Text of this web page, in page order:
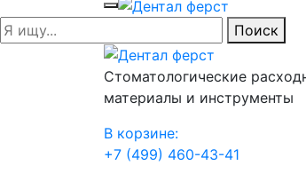
Поиск
Стоматологические
материалы и инструменты
В корзине:
+7 (499) 460-43-41